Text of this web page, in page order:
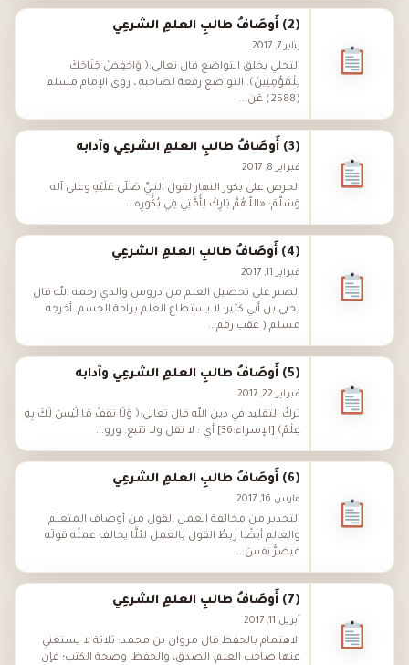
(2) أَوصَافُ طالبِ العلمِ الشرعِي
يناير 7, 2017
التحلي بخلق التواضع قال تعالى:﴿ وَاخْفِضْ جَنَاحَكَ
لِلْمُؤْمِنِينَ﴾. التواضع رفعة لصاحبه ، روى الإمام مسلم
(2588) عَن...
(3) أَوصَافُ طالبِ العلمِ الشرعِي وآدابه
فبراير 8, 2017
الحرص على بكور النهار لقول النَّبِيِّ صَلَّى عَلَيْهِ وعلى آله
وَسَلَّمَ: «اللَّهُمَّ بَارِكْ لِأُمَّتِي فِي بُكُورِه...
(4) أَوصَافُ طالبِ العلمِ الشرعِي
فبراير 11, 2017
الصبر على تحصيل العلم من دروس والدي رحمه الله قال
يحيى بن أبي كثير: لا يستطاع العلم براحة الجسم. أخرجه
مسلم ( عقب رقم...
(5) أَوصَافُ طالبِ العلمِ الشرعِي وآدابه
فبراير 22, 2017
تركُ التقليد في دين الله قال تعالى:﴿ وَلَا تَقْفُ مَا لَيْسَ لَكَ بِهِ
عِلْمٌ﴾ [الإسراء:36] أي : لا تقل ولا تتبع. ورو...
(6) أَوصَافُ طالبِ العلمِ الشرعِي
مارس 16, 2017
التحذير من مخالفة العمل القول من أوصاف المتعلِّم
والعالم أيضًا ربطُ القول بالعمل لئلَّا يخالف عملُه قولَه
فيضرُّ نفسَ...
(7) أَوصَافُ طالبِ العلمِ الشرعِي
أبريل 11, 2017
الاهتمام بالحفظ قال مروان بن محمد: ثلاثة لا يستغني
عنها صاحب العلم: الصدق، والحفظ، وصحة الكتب؛ فإن